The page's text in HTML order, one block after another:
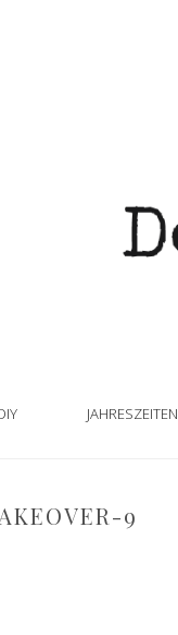
JAHRESZEITEN
9